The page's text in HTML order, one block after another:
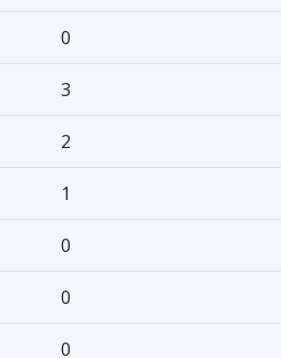
0
3
2
1
0
0
0